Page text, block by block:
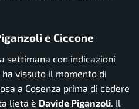
e Ciccone
settimana con indicazioni
ha vissuto il momento di
a Cosenza prima di cedere
lieta è Davide Piganzoli . Il